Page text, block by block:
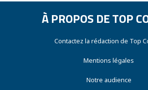
À PROPOS DE TOP
Contactez la rédaction de Top
Mentions légales
Notre audience